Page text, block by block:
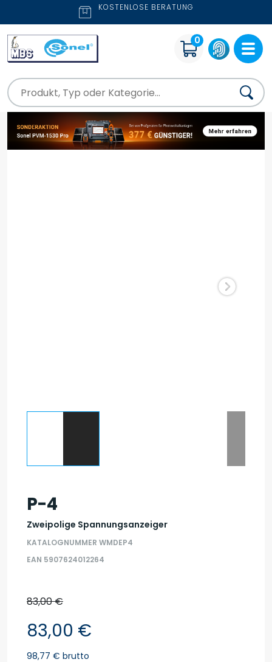
KOSTENLOSE BERATUNG
0
P-4
Zweipolige Spannungsanzeiger
KATALOGNUMMER WMDEP4
EAN 5907624012264
83,00 €
83,00 €
98,77 € brutto